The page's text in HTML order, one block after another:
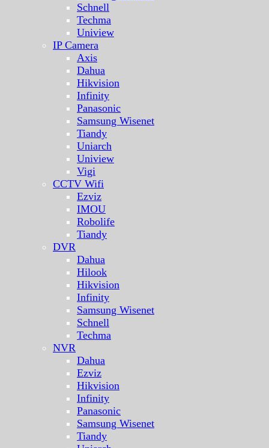
Schnell
Techma
Uniview
IP Camera
Axis
Dahua
Hikvision
Infinity
Panasonic
Samsung Wisenet
Tiandy
Uniarch
Uniview
Vigi
CCTV Wifi
Ezviz
IMOU
Robolife
Tiandy
DVR
Dahua
Hilook
Hikvision
Infinity
Samsung Wisenet
Schnell
Techma
NVR
Dahua
Ezviz
Hikvision
Infinity
Panasonic
Samsung Wisenet
Tiandy